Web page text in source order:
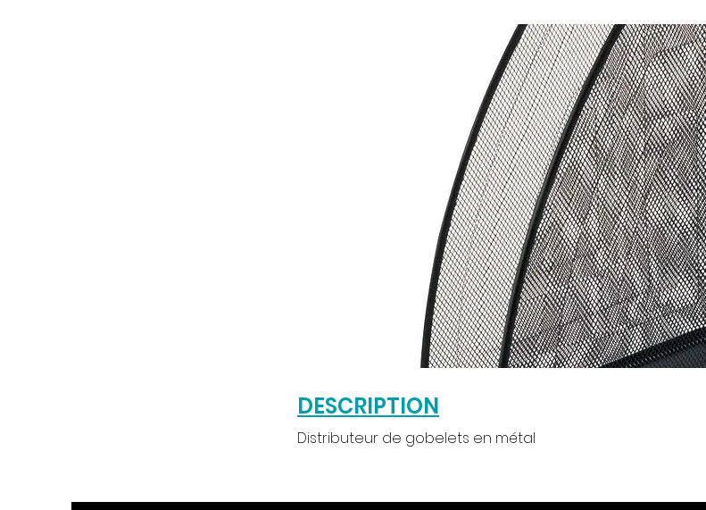
DESCRIPTION
Distributeur de gobelets en métal